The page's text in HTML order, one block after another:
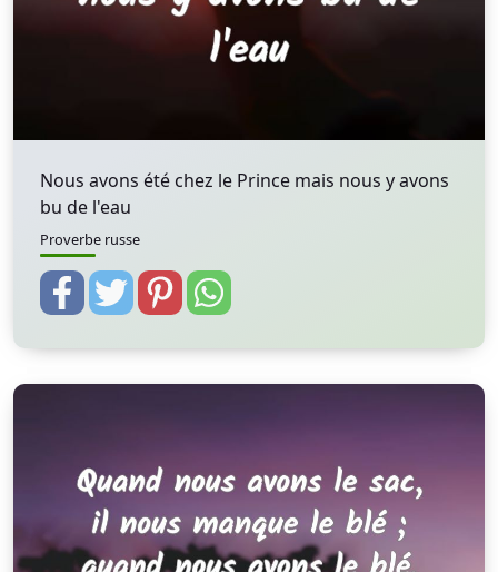
Nous avons été chez le Prince mais nous y avons
bu de l'eau
Proverbe russe